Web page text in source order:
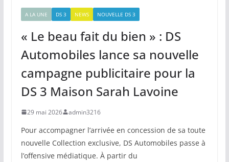
A LA UNE DS 3 NEWS NOUVELLE DS 3
« Le beau fait du bien » : DS
Automobiles lance sa nouvelle
campagne publicitaire pour la
DS 3 Maison Sarah Lavoine
29 mai 2026 admin3216
Pour accompagner l’arrivée en concession de sa toute
nouvelle Collection exclusive, DS Automobiles passe à
l’offensive médiatique. À partir du